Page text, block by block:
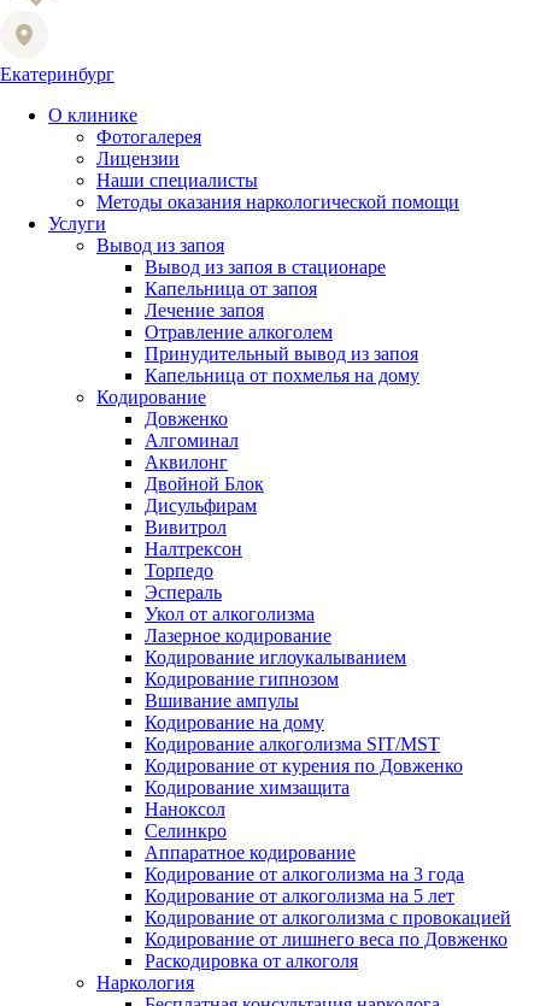
Екатеринбург
О клинике
Фотогалерея
Лицензии
Наши специалисты
Методы оказания наркологической помощи
Услуги
Вывод из запоя
Вывод из запоя в стационаре
Капельница от запоя
Лечение запоя
Отравление алкоголем
Принудительный вывод из запоя
Капельница от похмелья на дому
Кодирование
Довженко
Алгоминал
Аквилонг
Двойной Блок
Дисульфирам
Вивитрол
Налтрексон
Торпедо
Эспераль
Укол от алкоголизма
Лазерное кодирование
Кодирование иглоукалыванием
Кодирование гипнозом
Вшивание ампулы
Кодирование на дому
Кодирование алкоголизма SIT/MST
Кодирование от курения по Довженко
Кодирование химзащита
Наноксол
Селинкро
Аппаратное кодирование
Кодирование от алкоголизма на 3 года
Кодирование от алкоголизма на 5 лет
Кодирование от алкоголизма с провокацией
Кодирование от лишнего веса по Довженко
Раскодировка от алкоголя
Наркология